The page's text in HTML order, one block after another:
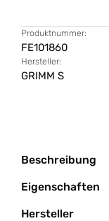
Produktnummer:
FE101860
Hersteller:
GRIMM S
Beschreibung
Eigenschaften
Hersteller